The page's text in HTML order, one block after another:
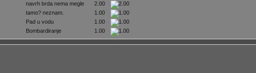
navrh brda nema megle
2.00
tamo? neznam.
1.00
Pad u vodu
1.00
Bombardiranje
1.00